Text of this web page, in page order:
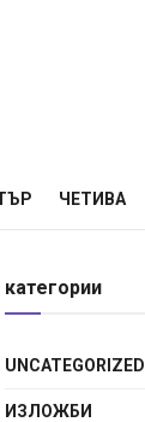
ЧЕТИВА
категории
UNCATEGORIZED
ИЗЛОЖБИ